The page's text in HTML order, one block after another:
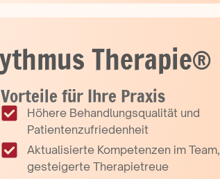
Therapie®
Vorteile für Ihre Praxis
Höhere Behandlungsqualität und
Patientenzufriedenheit
Aktualisierte Kompetenzen im Team,
gesteigerte Therapietreue